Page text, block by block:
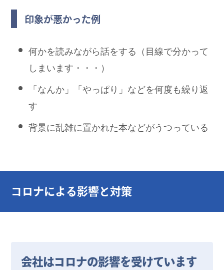
印象が悪かった例
何かを読みながら話をする（目線で分かって
しまいます・・・）
「なんか」「やっぱり」などを何度も繰り返
す
背景に乱雑に置かれた本などがうつっている
コロナによる影響と対策
会社はコロナの影響を受けています